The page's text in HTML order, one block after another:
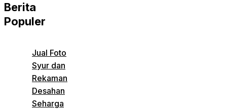
Berita
Populer
Jual Foto
Syur dan
Rekaman
Desahan
Seharga